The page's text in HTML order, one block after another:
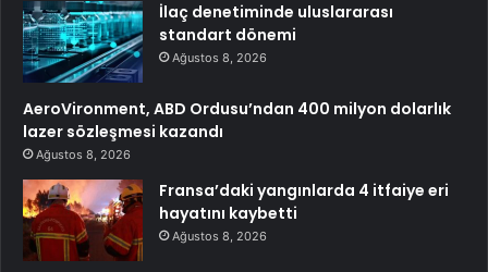
İlaç denetiminde uluslararası
standart dönemi
Ağustos 8, 2026
AeroVironment, ABD Ordusu’ndan 400 milyon dolarlık
lazer sözleşmesi kazandı
Ağustos 8, 2026
Fransa’daki yangınlarda 4 itfaiye eri
hayatını kaybetti
Ağustos 8, 2026